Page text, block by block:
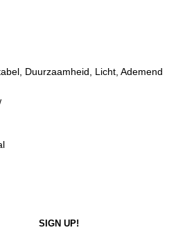
Duurzaamheid, Licht, Ademend